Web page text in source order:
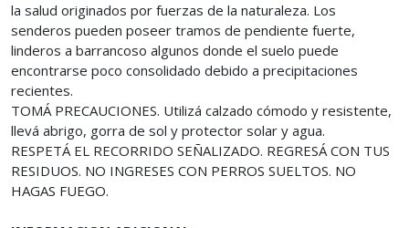
la salud originados por fuerzas de la naturaleza. Los
senderos pueden poseer tramos de pendiente fuerte,
linderos a barrancoso algunos donde el suelo puede
encontrarse poco consolidado debido a precipitaciones
recientes.
TOMÁ PRECAUCIONES. Utilizá calzado cómodo y resistente,
llevá abrigo, gorra de sol y protector solar y agua.
RESPETÁ EL RECORRIDO SEÑALIZADO. REGRESÁ CON TUS
RESIDUOS. NO INGRESES CON PERROS SUELTOS. NO
HAGAS FUEGO.